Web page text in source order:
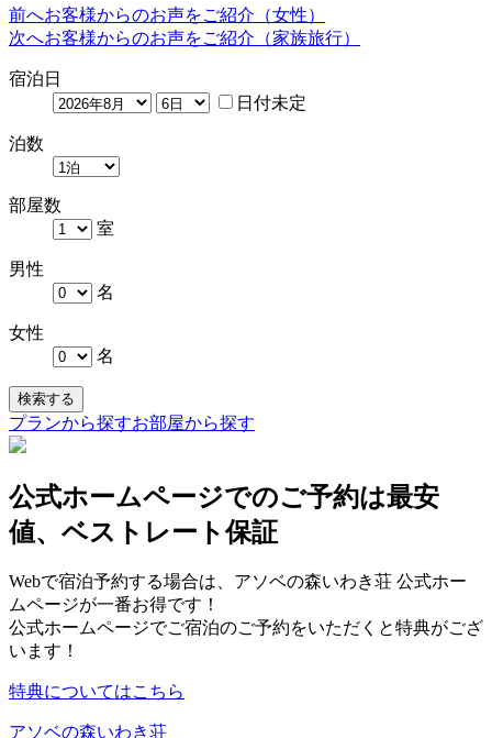
前へお客様からのお声をご紹介（女性）
次へお客様からのお声をご紹介（家族旅行）
宿泊日
日付未定
泊数
部屋数
室
男性
名
女性
名
検索する
プランから探すお部屋から探す
公式ホームページでのご予約は最安
値、ベストレート保証
Webで宿泊予約する場合は、アソベの森いわき荘 公式ホー
ムページが一番お得です！
公式ホームページでご宿泊のご予約をいただくと特典がござ
います！
特典についてはこちら
アソベの森いわき荘